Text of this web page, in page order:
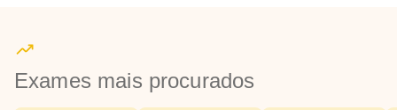
Exames mais procurados